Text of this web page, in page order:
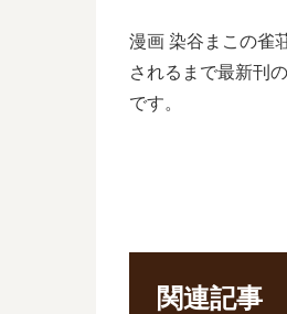
漫画 染谷まこの雀
されるまで最新刊
です。
関連記事